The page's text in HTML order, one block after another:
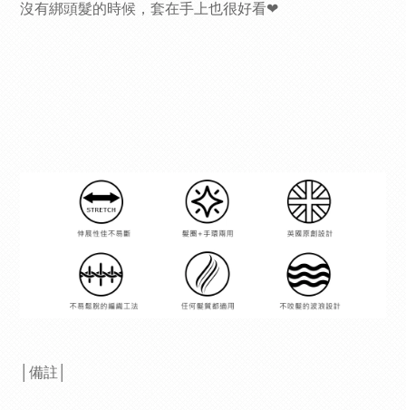
沒有綁頭髮的時候，套在手上也很好看❤
│備註│